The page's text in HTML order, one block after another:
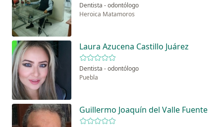
Dentista - odontólogo
Heroica Matamoros
Laura Azucena Castillo Juárez
Dentista - odontólogo
Puebla
Guillermo Joaquín del Valle Fuente